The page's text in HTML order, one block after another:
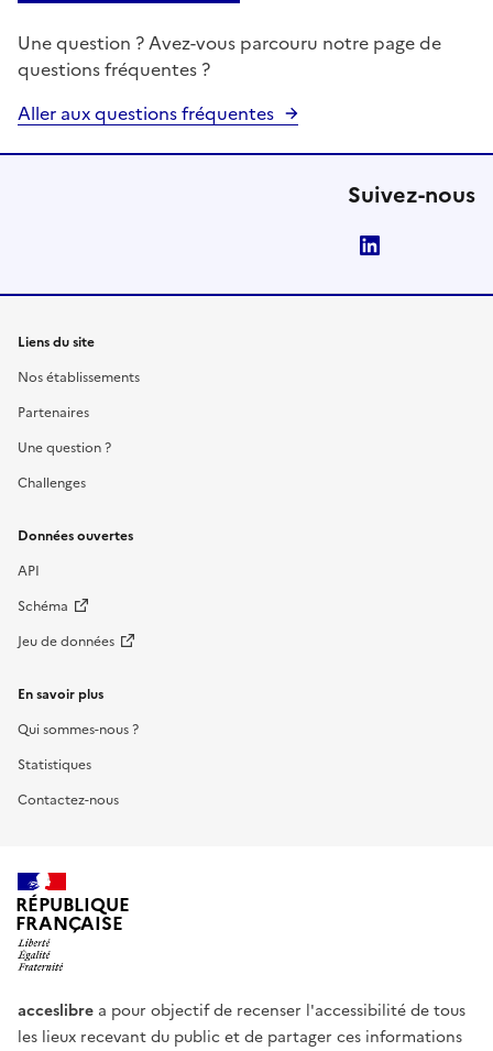
Une question ? Avez-vous parcouru notre page de
questions fréquentes ?
Aller aux questions fréquentes
Suivez-nous
Liens du site
Nos établissements
Partenaires
Une question ?
Challenges
Données ouvertes
API
Schéma
Jeu de données
En savoir plus
Qui sommes-nous ?
Statistiques
Contactez-nous
RÉPUBLIQUE
FRANÇAISE
acceslibre a pour objectif de recenser l'accessibilité de tous
les lieux recevant du public et de partager ces informations